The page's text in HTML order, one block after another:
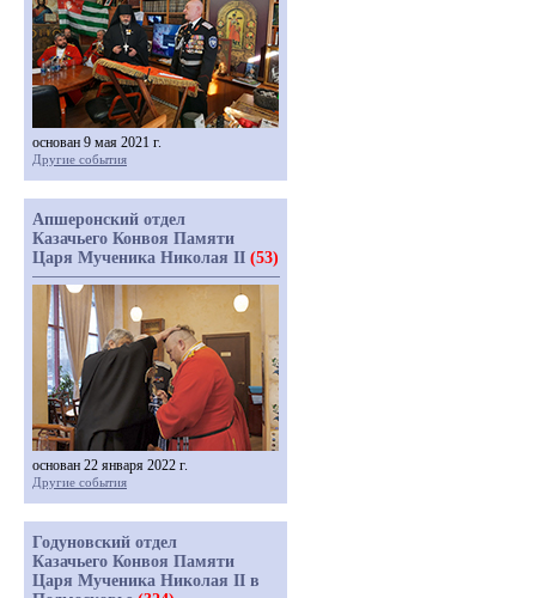
основан 9 мая 2021 г.
Другие события
Апшеронский отдел
Казачьего Конвоя Памяти
Царя Мученика Николая II (53)
основан 22 января 2022 г.
Другие события
Годуновский отдел
Казачьего Конвоя Памяти
Царя Мученика Николая II в